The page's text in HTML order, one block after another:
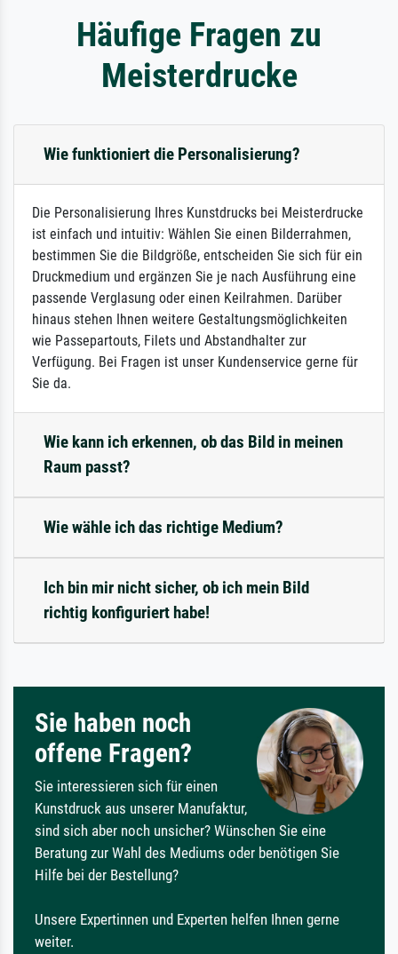
Häufige Fragen zu
Meisterdrucke
Wie funktioniert die Personalisierung?
Die Personalisierung Ihres Kunstdrucks bei Meisterdrucke
ist einfach und intuitiv: Wählen Sie einen Bilderrahmen,
bestimmen Sie die Bildgröße, entscheiden Sie sich für ein
Druckmedium und ergänzen Sie je nach Ausführung eine
passende Verglasung oder einen Keilrahmen. Darüber
hinaus stehen Ihnen weitere Gestaltungsmöglichkeiten
wie Passepartouts, Filets und Abstandhalter zur
Verfügung. Bei Fragen ist unser Kundenservice gerne für
Sie da.
Wie kann ich erkennen, ob das Bild in meinen
Raum passt?
Wie wähle ich das richtige Medium?
Ich bin mir nicht sicher, ob ich mein Bild
richtig konfiguriert habe!
Sie haben noch
offene Fragen?
Sie interessieren sich für einen
Kunstdruck aus unserer Manufaktur,
sind sich aber noch unsicher? Wünschen Sie eine
Beratung zur Wahl des Mediums oder benötigen Sie
Hilfe bei der Bestellung?
Unsere Expertinnen und Experten helfen Ihnen gerne
weiter.